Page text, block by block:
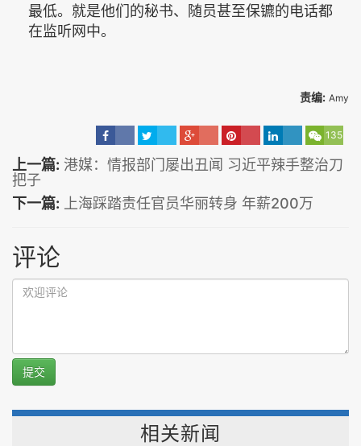
最低。就是他们的秘书、随员甚至保镳的电话都
在监听网中。
责编: Amy
135
上一篇: 港媒：情报部门屡出丑闻 习近平辣手整治刀
把子
下一篇:
上海踩踏责任官员华丽转身 年薪200万
评论
提交
相关新闻